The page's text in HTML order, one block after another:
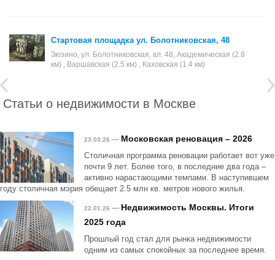
Стартовая площадка ул. Болотниковская, 48
Зюзино, ул. Болотниковская, вл. 48, Академическая (2.8
км) , Варшавская (2.5 км) , Каховская (1.4 км)
Статьи о недвижимости в Москве
23.03.26 — Московская реновация – 2026
Столичная программа реновации работает вот уже
почти 9 лет. Более того, в последние два года –
активно нарастающими темпами. В наступившем
году столичная мэрия обещает 2.5 млн кв. метров нового жилья.
22.01.26 — Недвижимость Москвы. Итоги
2025 года
Прошлый год стал для рынка недвижимости
одним из самых спокойных за последнее время.